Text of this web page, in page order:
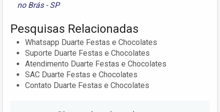
no Brás - SP
Pesquisas Relacionadas
Whatsapp Duarte Festas e Chocolates
Suporte Duarte Festas e Chocolates
Atendimento Duarte Festas e Chocolates
SAC Duarte Festas e Chocolates
Contato Duarte Festas e Chocolates